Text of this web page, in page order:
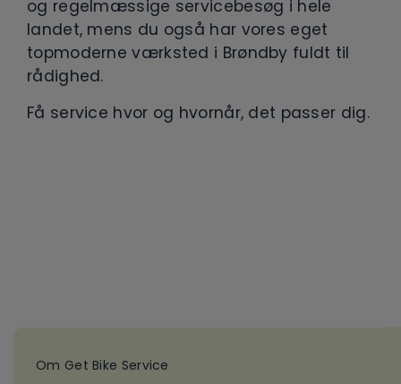
og regelmæssige servicebesøg i hele
landet, mens du også har vores eget
topmoderne værksted i Brøndby fuldt til
rådighed.
Få service hvor og hvornår, det passer dig.
Om Get Bike Service